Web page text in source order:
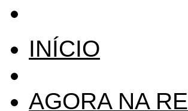
INÍCIO
AGORA NA